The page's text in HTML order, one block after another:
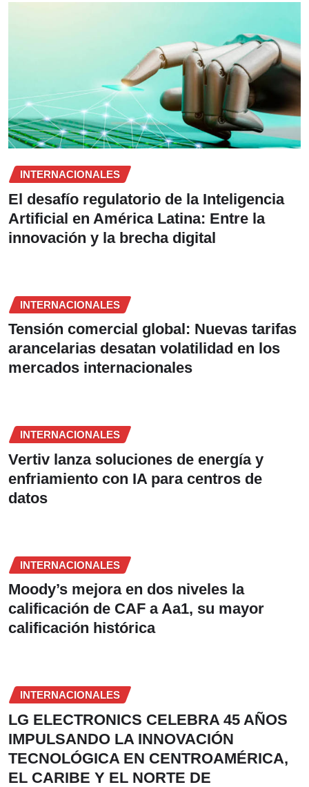
INTERNACIONALES
El desafío regulatorio de la Inteligencia
Artificial en América Latina: Entre la
innovación y la brecha digital
INTERNACIONALES
Tensión comercial global: Nuevas tarifas
arancelarias desatan volatilidad en los
mercados internacionales
INTERNACIONALES
Vertiv lanza soluciones de energía y
enfriamiento con IA para centros de
datos
INTERNACIONALES
Moody’s mejora en dos niveles la
calificación de CAF a Aa1, su mayor
calificación histórica
INTERNACIONALES
LG ELECTRONICS CELEBRA 45 AÑOS
IMPULSANDO LA INNOVACIÓN
TECNOLÓGICA EN CENTROAMÉRICA,
EL CARIBE Y EL NORTE DE